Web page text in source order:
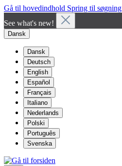
Gå til hovedindhold Spring til søgning
See what's new!
Dansk
Dansk
Deutsch
English
Español
Français
Italiano
Nederlands
Polski
Português
Svenska